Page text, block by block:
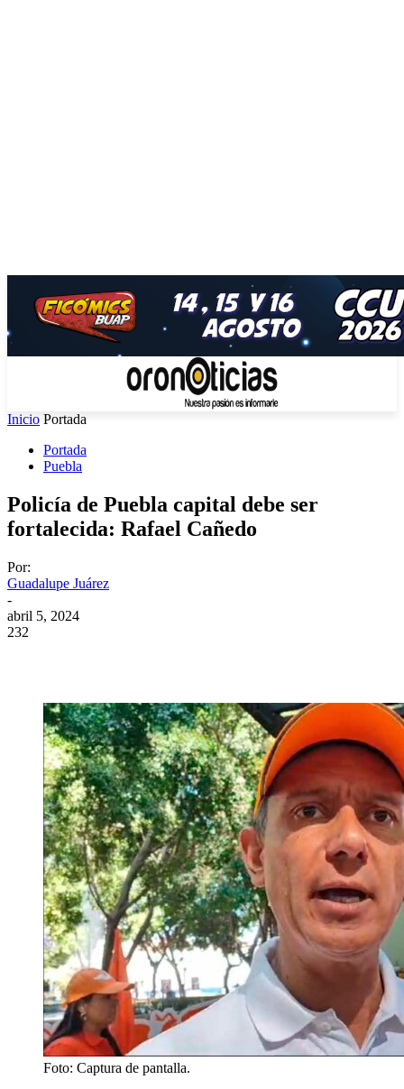
Inicio Portada
Portada
Puebla
Policía de Puebla capital debe ser
fortalecida: Rafael Cañedo
Por:
Guadalupe Juárez
-
abril 5, 2024
232
Foto: Captura de pantalla.